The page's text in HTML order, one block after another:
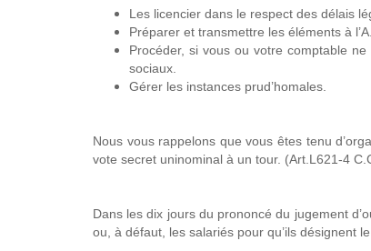
Les licencier dans le respect des délais
Préparer et transmettre les éléments à
Procéder, si vous ou votre comptable
sociaux.
Gérer les instances prud’homales.
Nous vous rappelons que vous êtes tenu
vote secret uninominal à un tour. (Art.L621-4
Dans les dix jours du prononcé du jugement
ou, à défaut, les salariés pour qu’ils désignent